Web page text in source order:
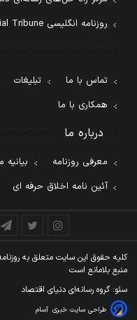
روزنامه انگلیسی Financial Tribune
تماس با ما تبلیغات
همکاری با ما
درباره ما
معرفی روزنامه
آئین نامه اخلاق حرفه ای
کليه حقوق اين سايت متعلق به
منبع بلامانع است
سئو: گروه رسانه‌ای دنیای اقتصاد
طراحی سایت خبری آسام